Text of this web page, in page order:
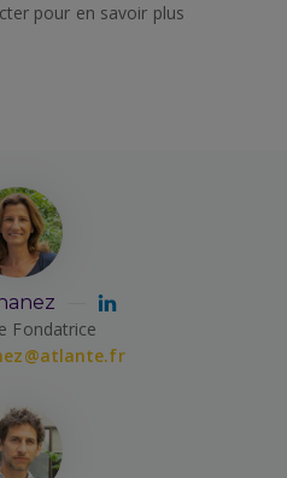
pour en savoir plus
Fondatrice